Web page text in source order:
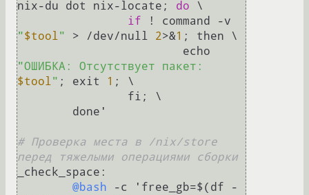
nix-du dot nix-locate; do \
if
"$tool" > /dev/null 2>&1 ; then \
$tool" ; exit 1 ; \
# Проверка места в /nix/store
перед тяжелыми операциями сборки
_check_space:
@bash -c 'free_gb=$(df -